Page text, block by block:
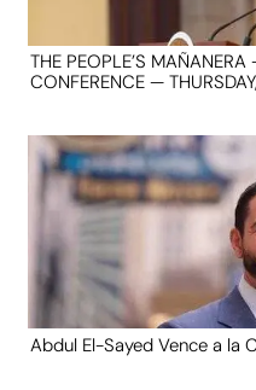
THE PEOPLE’S
CONFERENCE —
Abdul El-Sayed Vence a la